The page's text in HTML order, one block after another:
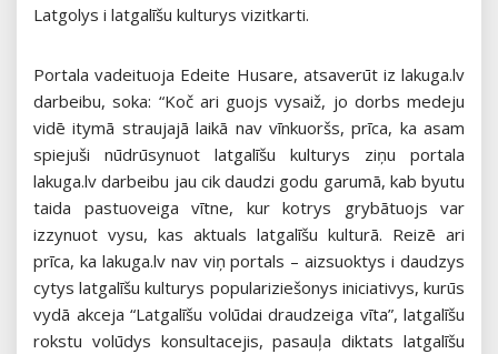
Latgolys i latgalīšu kulturys vizitkarti.
Portala vadeituoja Edeite Husare, atsaverūt iz lakuga.lv
darbeibu, soka: “Koč ari guojs vysaiž, jo dorbs medeju
vidē itymā straujajā laikā nav vīnkuoršs, prīca, ka asam
spiejuši nūdrūsynuot latgalīšu kulturys ziņu portala
lakuga.lv darbeibu jau cik daudzi godu garumā, kab byutu
taida pastuoveiga vītne, kur kotrys grybātuojs var
izzynuot vysu, kas aktuals latgalīšu kulturā. Reizē ari
prīca, ka lakuga.lv nav viņ portals – aizsuoktys i daudzys
cytys latgalīšu kulturys populariziešonys iniciativys, kurūs
vydā akceja “Latgalīšu volūdai draudzeiga vīta”, latgalīšu
rokstu volūdys konsultacejis, pasauļa diktats latgalīšu